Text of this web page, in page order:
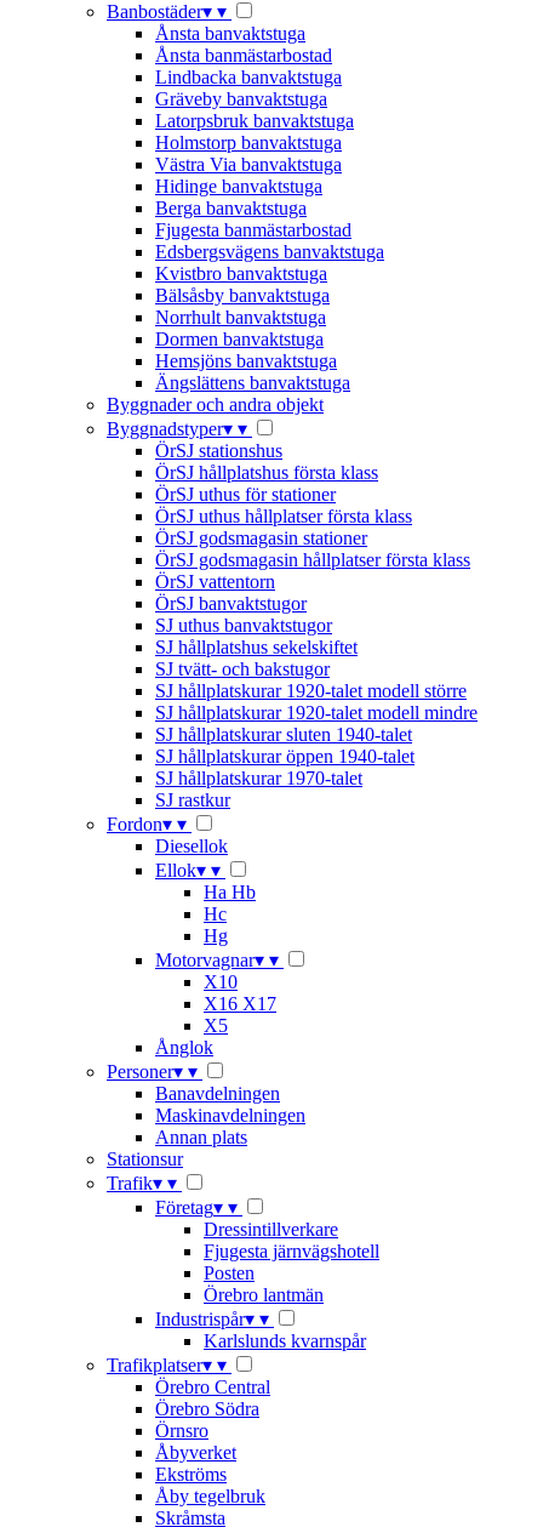
Banbostäder▾ ▾
Ånsta banvaktstuga
Ånsta banmästarbostad
Lindbacka banvaktstuga
Gräveby banvaktstuga
Latorpsbruk banvaktstuga
Holmstorp banvaktstuga
Västra Via banvaktstuga
Hidinge banvaktstuga
Berga banvaktstuga
Fjugesta banmästarbostad
Edsbergsvägens banvaktstuga
Kvistbro banvaktstuga
Bälsåsby banvaktstuga
Norrhult banvaktstuga
Dormen banvaktstuga
Hemsjöns banvaktstuga
Ängslättens banvaktstuga
Byggnader och andra objekt
Byggnadstyper▾ ▾
ÖrSJ stationshus
ÖrSJ hållplatshus första klass
ÖrSJ uthus för stationer
ÖrSJ uthus hållplatser första klass
ÖrSJ godsmagasin stationer
ÖrSJ godsmagasin hållplatser första klass
ÖrSJ vattentorn
ÖrSJ banvaktstugor
SJ uthus banvaktstugor
SJ hållplatshus sekelskiftet
SJ tvätt- och bakstugor
SJ hållplatskurar 1920-talet modell större
SJ hållplatskurar 1920-talet modell mindre
SJ hållplatskurar sluten 1940-talet
SJ hållplatskurar öppen 1940-talet
SJ hållplatskurar 1970-talet
SJ rastkur
Fordon▾ ▾
Diesellok
Ellok▾ ▾
Ha Hb
Hc
Hg
Motorvagnar▾ ▾
X10
X16 X17
X5
Ånglok
Personer▾ ▾
Banavdelningen
Maskinavdelningen
Annan plats
Stationsur
Trafik▾ ▾
Företag▾ ▾
Dressintillverkare
Fjugesta järnvägshotell
Posten
Örebro lantmän
Industrispår▾ ▾
Karlslunds kvarnspår
Trafikplatser▾ ▾
Örebro Central
Örebro Södra
Örnsro
Åbyverket
Ekströms
Åby tegelbruk
Skråmsta